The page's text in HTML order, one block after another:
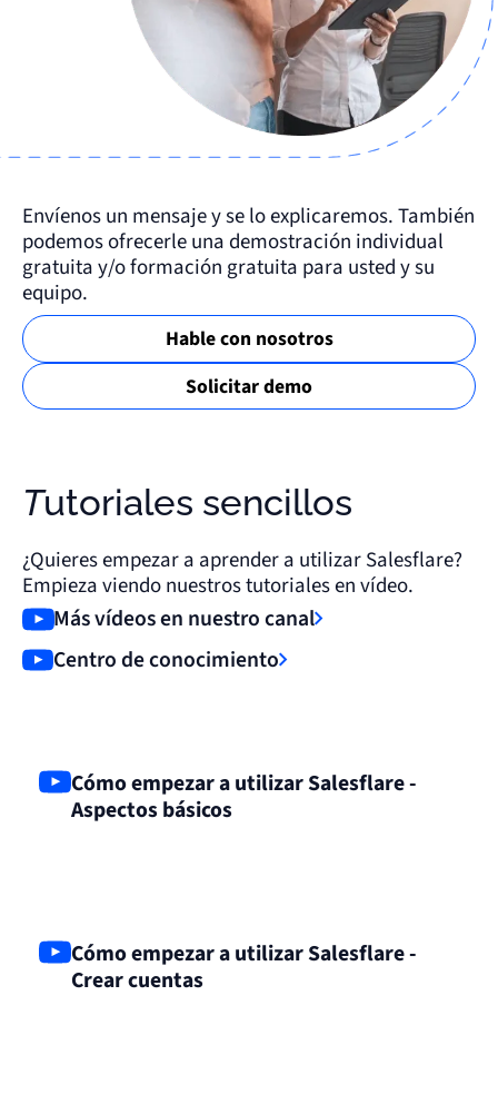
Envíenos un mensaje y se lo explicaremos. También
podemos ofrecerle una demostración individual
gratuita y/o formación gratuita para usted y su
equipo.
Hable con nosotros
Solicitar demo
Tutoriales sencillos
¿Quieres empezar a aprender a utilizar Salesflare?
Empieza viendo nuestros tutoriales en vídeo.
Más vídeos en nuestro canal
Centro de conocimiento
Cómo empezar a utilizar Salesflare -
Aspectos básicos
Cómo empezar a utilizar Salesflare -
Crear cuentas